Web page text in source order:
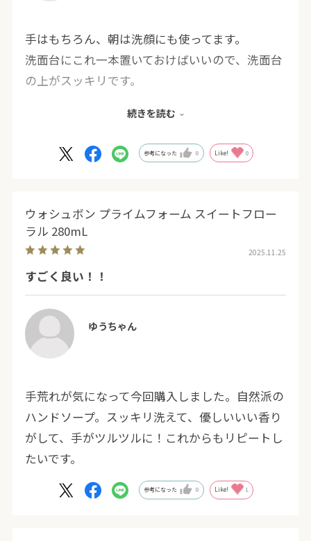
手はもちろん、朝は洗顔にも使ってます。
洗面台にこれ一本置いておけばいいので、洗面台
の上がスッキリです。
われていて、安心感を感じました。
続きを読む
参考になった 0 Like! 0
ウォシュボン プライムフォーム スイートフロー
ラル 280mL
2025.11.25
すごく良い！！
ゆうちゃん
手荒れが気になって今回購入しました。自然派の
ハンドソープ。スッキリ洗えて、優しいいい香り
がして、手がツルツルに！これからもリピートし
たいです。
参考になった 0 Like! 1